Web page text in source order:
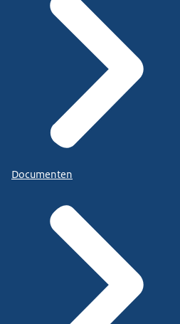
Documenten